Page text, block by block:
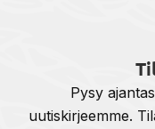
Pysy
uutiskirjeemme.